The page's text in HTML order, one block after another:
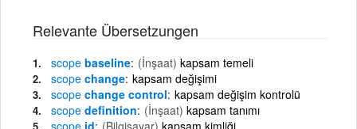
Relevante Übersetzungen
scope baseline (İnşaat) kapsam temeli
scope change kapsam değişimi
scope change control kapsam değişim kontrolü
scope definition (İnşaat) kapsam tanımı
scope id (Bilgisayar) kapsam kimliği